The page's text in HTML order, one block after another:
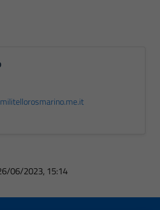
06/2023, 15:14